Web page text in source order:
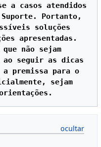
a casos atendidos
Suporte. Portanto,
soluções
apresentadas.
não sejam
ao seguir as dicas
premissa para o
sejam